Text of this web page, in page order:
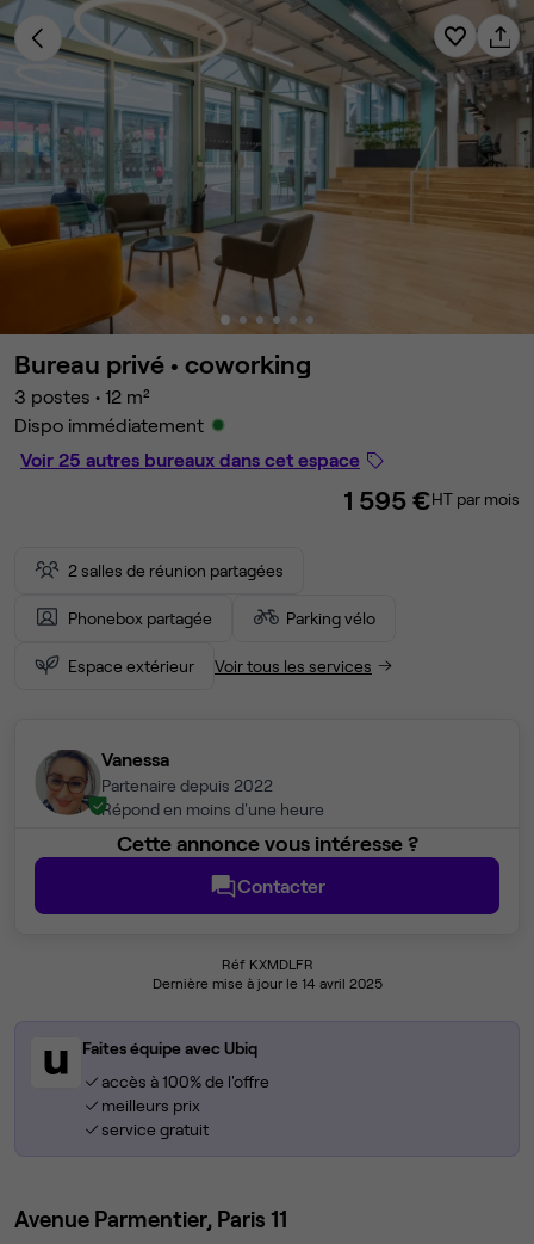
Bureau privé • coworking
3 postes • 12 m²
Dispo immédiatement
Voir 25 autres bureaux dans cet espace
1 595 €HT par mois
2 salles de réunion partagées
Phonebox partagée Parking vélo
Espace extérieur Voir tous les services
Vanessa
Partenaire depuis 2022
Répond en moins d'une heure
Cette annonce vous intéresse ?
Contacter
Réf KXMDLFR
Dernière mise à jour le 14 avril 2025
Faites équipe avec Ubiq
accès à 100% de l'offre
meilleurs prix
service gratuit
Avenue Parmentier, Paris 11